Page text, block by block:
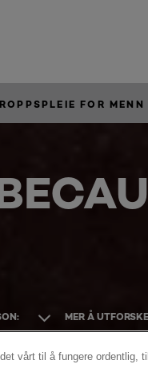
FOR MENN
MER Å UTFORSKE
vårt til å fungere ordentlig,